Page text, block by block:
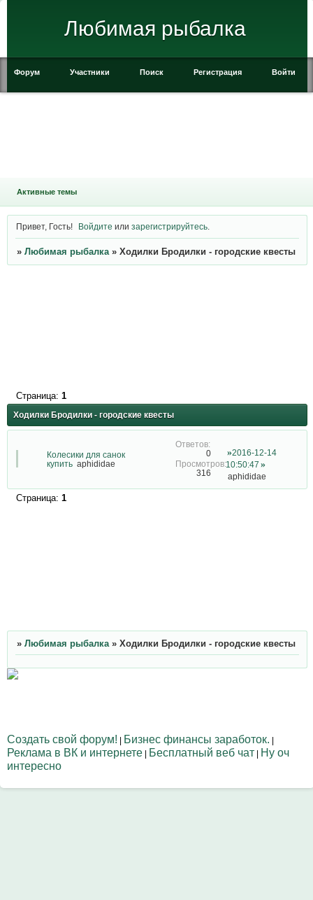
Любимая рыбалка
Форум Участники Поиск Регистрация Войти
Активные темы
Привет, Гость! Войдите илизарегистрируйтесь
» Любимая рыбалка » Ходилки Бродилки - городские квесты
Ходилки Бродилки - городские квесты
Страница: 1
Колесики для санок
купить aphididae
0
316
2016-12-14
10:50:47
aphididae
Страница: 1
» Любимая рыбалка » Ходилки Бродилки - городские квесты
Создать свой форум! Бизнес финансы заработок.
Реклама в ВК и интернете Бесплатный веб чат Ну оч
интересно